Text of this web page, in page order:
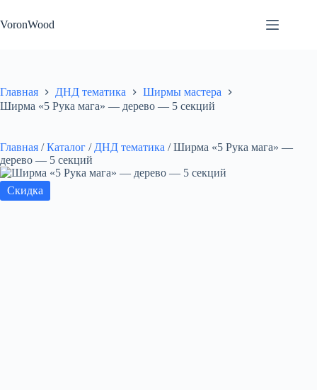
к
сути
VoronWood
Главная ДНД тематика
Ширмы мастера
Ширма «5 Рука мага» — дерево — 5 секций
Главная / Каталог / ДНД тематика / Ширма «5 Рука мага» —
дерево — 5 секций
Скидка